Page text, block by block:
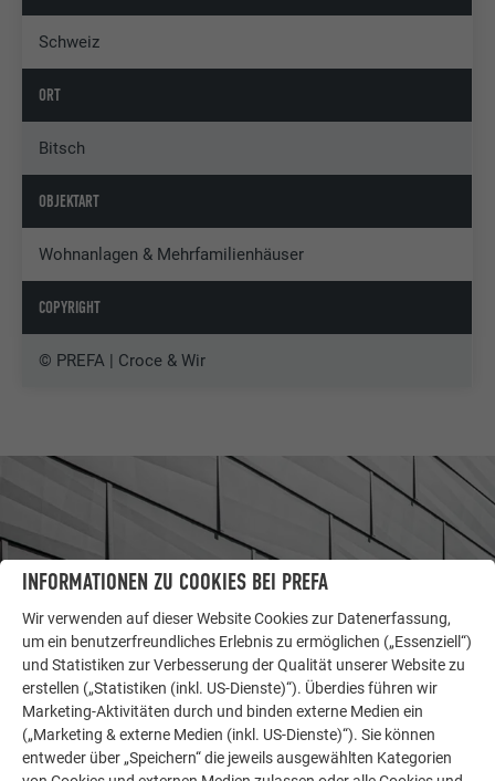
Schweiz
ORT
Bitsch
OBJEKTART
Wohnanlagen & Mehrfamilienhäuser
COPYRIGHT
© PREFA | Croce & Wir
LASSEN SIE SICH INSPIRIEREN
WEITERE OBJEKTE
INFORMATIONEN ZU COOKIES BEI PREFA
Wir verwenden auf dieser Website Cookies zur Datenerfassung,
um ein benutzerfreundliches Erlebnis zu ermöglichen („Essenziell“)
und Statistiken zur Verbesserung der Qualität unserer Website zu
erstellen („Statistiken (inkl. US-Dienste)“). Überdies führen wir
Marketing-Aktivitäten durch und binden externe Medien ein
(„Marketing & externe Medien (inkl. US-Dienste)“). Sie können
entweder über „Speichern“ die jeweils ausgewählten Kategorien